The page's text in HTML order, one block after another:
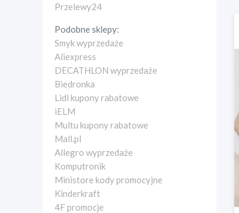
Przelewy24
Podobne sklepy:
Smyk wyprzedaże
Aliexpress
DECATHLON wyprzedaże
Biedronka
Lidl kupony rabatowe
iELM
Multu kupony rabatowe
Mall.pl
Allegro wyprzedaże
Komputronik
Ministore kody promocyjne
Kinderkraft
4F promocje